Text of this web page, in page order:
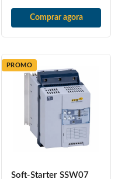
Comprar agora
PROMO
Soft-Starter SSW07